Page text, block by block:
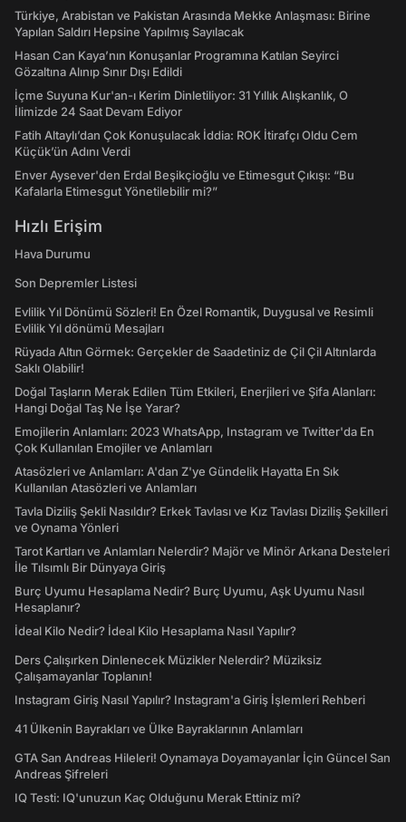
Türkiye, Arabistan ve Pakistan Arasında Mekke Anlaşması: Birine
Yapılan Saldırı Hepsine Yapılmış Sayılacak
Hasan Can Kaya’nın Konuşanlar Programına Katılan Seyirci
Gözaltına Alınıp Sınır Dışı Edildi
İçme Suyuna Kur'an-ı Kerim Dinletiliyor: 31 Yıllık Alışkanlık, O
İlimizde 24 Saat Devam Ediyor
Fatih Altaylı’dan Çok Konuşulacak İddia: ROK İtirafçı Oldu Cem
Küçük’ün Adını Verdi
Enver Aysever'den Erdal Beşikçioğlu ve Etimesgut Çıkışı: “Bu
Kafalarla Etimesgut Yönetilebilir mi?”
Hızlı Erişim
Hava Durumu
Son Depremler Listesi
Evlilik Yıl Dönümü Sözleri! En Özel Romantik, Duygusal ve Resimli
Evlilik Yıl dönümü Mesajları
Rüyada Altın Görmek: Gerçekler de Saadetiniz de Çil Çil Altınlarda
Saklı Olabilir!
Doğal Taşların Merak Edilen Tüm Etkileri, Enerjileri ve Şifa Alanları:
Hangi Doğal Taş Ne İşe Yarar?
Emojilerin Anlamları: 2023 WhatsApp, Instagram ve Twitter'da En
Çok Kullanılan Emojiler ve Anlamları
Atasözleri ve Anlamları: A'dan Z'ye Gündelik Hayatta En Sık
Kullanılan Atasözleri ve Anlamları
Tavla Diziliş Şekli Nasıldır? Erkek Tavlası ve Kız Tavlası Diziliş Şekilleri
ve Oynama Yönleri
Tarot Kartları ve Anlamları Nelerdir? Majör ve Minör Arkana Desteleri
İle Tılsımlı Bir Dünyaya Giriş
Burç Uyumu Hesaplama Nedir? Burç Uyumu, Aşk Uyumu Nasıl
Hesaplanır?
İdeal Kilo Nedir? İdeal Kilo Hesaplama Nasıl Yapılır?
Ders Çalışırken Dinlenecek Müzikler Nelerdir? Müziksiz
Çalışamayanlar Toplanın!
Instagram Giriş Nasıl Yapılır? Instagram'a Giriş İşlemleri Rehberi
41 Ülkenin Bayrakları ve Ülke Bayraklarının Anlamları
GTA San Andreas Hileleri! Oynamaya Doyamayanlar İçin Güncel San
Andreas Şifreleri
IQ Testi: IQ'unuzun Kaç Olduğunu Merak Ettiniz mi?